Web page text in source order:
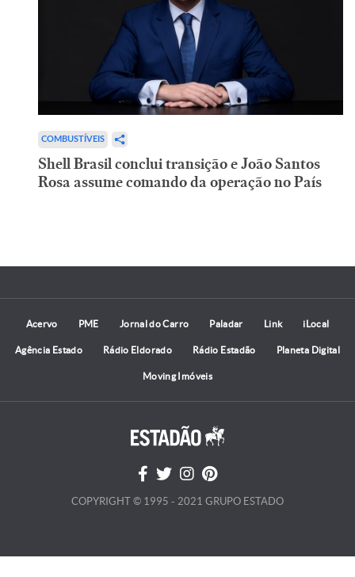
COMBUSTÍVEIS
Shell Brasil conclui transição e João Santos
Rosa assume comando da operação no País
Acervo PME Jornal do Carro Paladar Link iLocal
Agência Estado Rádio Eldorado Rádio Estadão Planeta Digital
Moving Imóveis
COPYRIGHT © 1995 - 2021 GRUPO ESTADO